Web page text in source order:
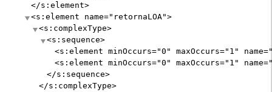
</s:element>
<s:element
name=" retornaLOA">
<s:complexType>
<s:sequence>
<s:element minOccurs="0 " maxOccurs=" 1 " name
<s:element minOccurs="0 " maxOccurs=" 1 " name
</s:sequence>
</s:complexType>